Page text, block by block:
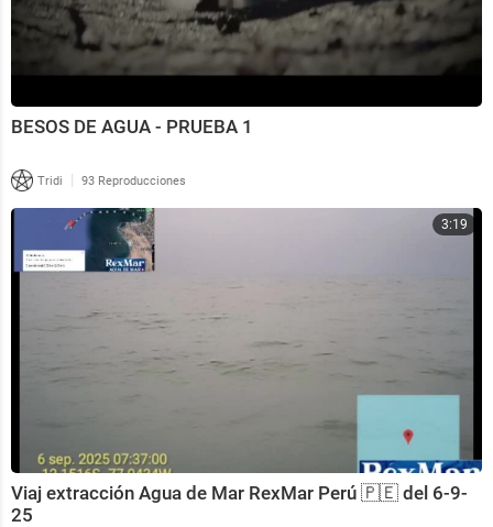
BESOS DE AGUA - PRUEBA 1
Tridi | 93 Reproducciones
3:19
Viaj extracción Agua de Mar RexMar Perú 🇵🇪 del 6-9-
25